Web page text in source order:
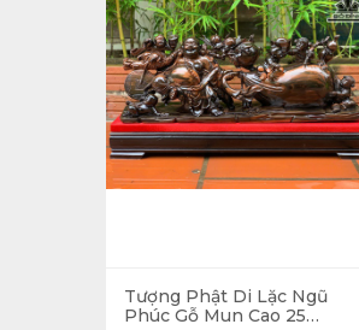
Tượng Phật Di Lặc Ngũ
Phúc Gỗ Mun Cao 25